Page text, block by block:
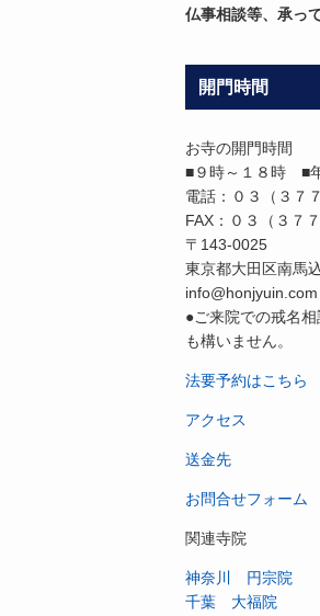
仏事相談等、承っ
開門時間
お寺の開門時間
■９時～１８時 ■
電話：０３（３７
FAX：０３（３７
〒143-0025
東京都大田区南馬
info@honjyuin.com
●ご来院での戒名
も構いません。
法要予約はこちら
アクセス
送金先
お問合せフォーム
関連寺院
神奈川 円宗院
千葉 大福院